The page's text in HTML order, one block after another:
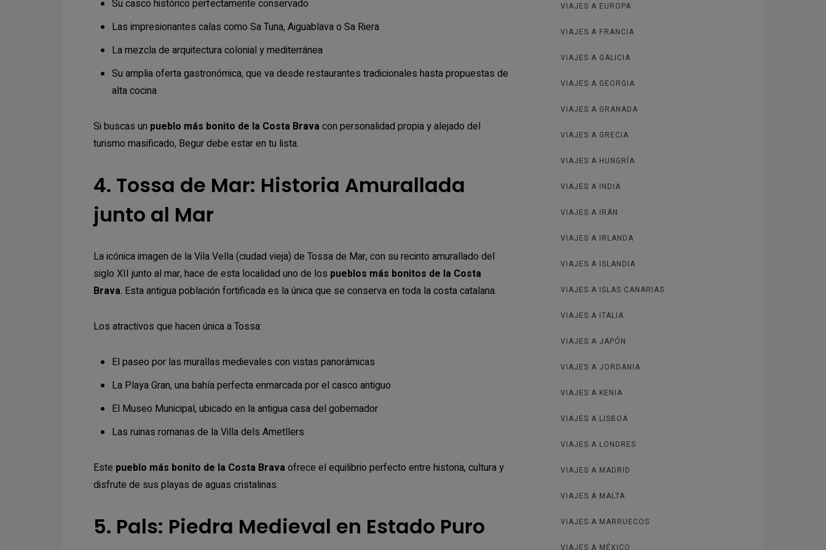
Su casco histórico perfectamente conservado
Las impresionantes calas como Sa Tuna, Aiguablava o Sa Riera
La mezcla de arquitectura colonial y mediterránea
Su amplia oferta gastronómica, que va desde restaurantes tradicionales hasta propuestas de
alta cocina
Si buscas un pueblo más bonito de la Costa Brava con personalidad propia y alejado del
turismo masificado, Begur debe estar en tu lista.
4. Tossa de Mar: Historia Amurallada
junto al Mar
La icónica imagen de la Vila Vella (ciudad vieja) de Tossa de Mar, con su recinto amurallado del
siglo XII junto al mar, hace de esta localidad uno de los pueblos más bonitos de la Costa
Brava. Esta antigua población fortificada es la única que se conserva en toda la costa catalana.
Los atractivos que hacen única a Tossa:
El paseo por las murallas medievales con vistas panorámicas
La Playa Gran, una bahía perfecta enmarcada por el casco antiguo
El Museo Municipal, ubicado en la antigua casa del gobernador
Las ruinas romanas de la Villa dels Ametllers
Este pueblo más bonito de la Costa Brava ofrece el equilibrio perfecto entre historia, cultura y
disfrute de sus playas de aguas cristalinas.
5. Pals: Piedra Medieval en Estado Puro
VIAJES A EUROPA
VIAJES A FRANCIA
VIAJES A GALICIA
VIAJES A GEORGIA
VIAJES A GRANADA
VIAJES A GRECIA
VIAJES A HUNGRÍA
VIAJES A INDIA
VIAJES A IRÁN
VIAJES A IRLANDA
VIAJES A ISLANDIA
VIAJES A ISLAS CANARIAS
VIAJES A ITALIA
VIAJES A JAPÓN
VIAJES A JORDANIA
VIAJES A KENIA
VIAJES A LISBOA
VIAJES A LONDRES
VIAJES A MADRID
VIAJES A MALTA
VIAJES A MARRUECOS
VIAJES A MÉXICO